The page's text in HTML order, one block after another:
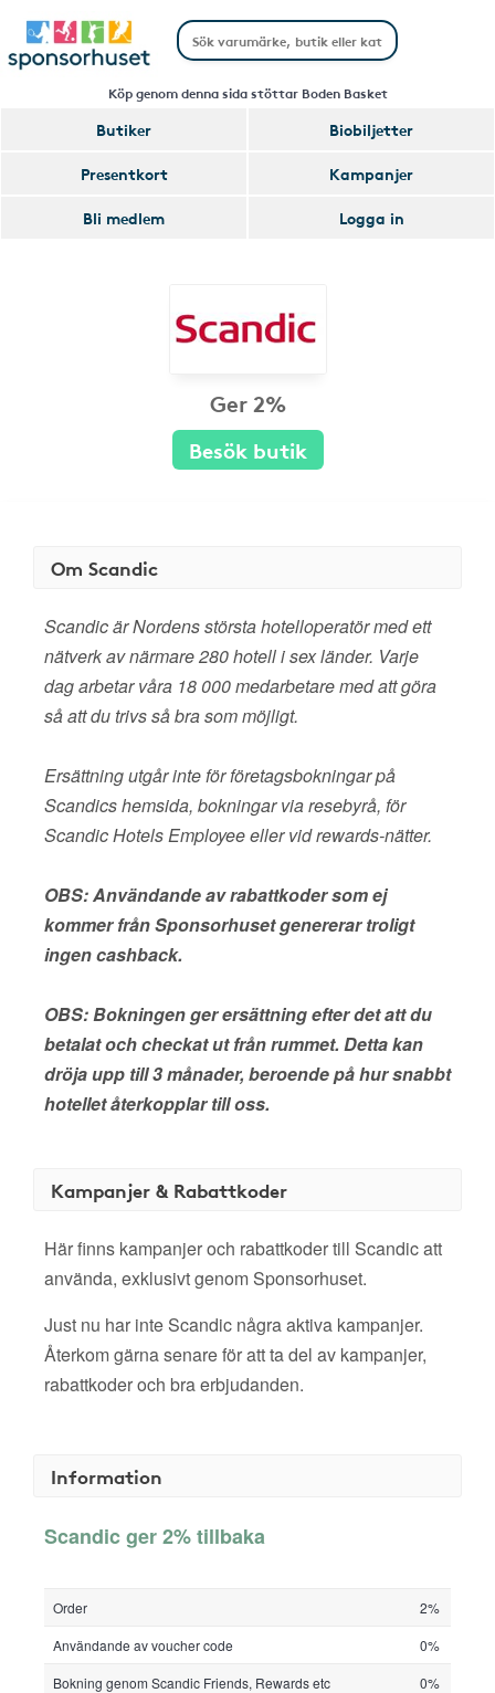
Köp genom denna sida stöttar Boden Basket
Butiker
Biobiljetter
Presentkort
Kampanjer
Bli medlem
Logga in
Ger 2%
Besök butik
Om Scandic
Scandic är Nordens största hotelloperatör med ett
nätverk av närmare 280 hotell i sex länder. Varje
dag arbetar våra 18 000 medarbetare med att göra
så att du trivs så bra som möjligt.
Ersättning utgår inte för företagsbokningar på
Scandics hemsida, bokningar via resebyrå, för
Scandic Hotels Employee eller vid rewards-nätter.
OBS: Användande av rabattkoder som ej
kommer från Sponsorhuset genererar troligt
ingen cashback.
OBS: Bokningen ger ersättning efter det att du
betalat och checkat ut från rummet. Detta kan
dröja upp till 3 månader, beroende på hur snabbt
hotellet återkopplar till oss.
Kampanjer & Rabattkoder
Här finns kampanjer och rabattkoder till Scandic att
använda, exklusivt genom Sponsorhuset.
Just nu har inte Scandic några aktiva kampanjer.
Återkom gärna senare för att ta del av kampanjer,
rabattkoder och bra erbjudanden.
Information
Scandic ger 2% tillbaka
Order
2%
Användande av voucher code
0%
Bokning genom Scandic Friends, Rewards etc
0%